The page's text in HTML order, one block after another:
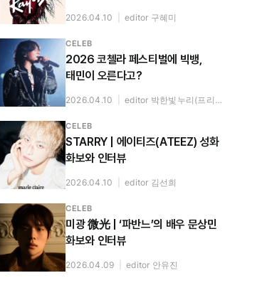
2026.04.10 editor 구혜미
CELEB
2026 코첼라 페스티벌에 빅뱅,
태민이 오른다고?
2026.04.10 editor 박한빛누리(프리랜서)
CELEB
STARRY | 에이티즈(ATEEZ) 성화
화보와 인터뷰
2026.04.10 editor 김선희
CELEB
미광 微光 | ‘파반느’의 배우 문상민
화보와 인터뷰
2026.04.09 editor 안유진